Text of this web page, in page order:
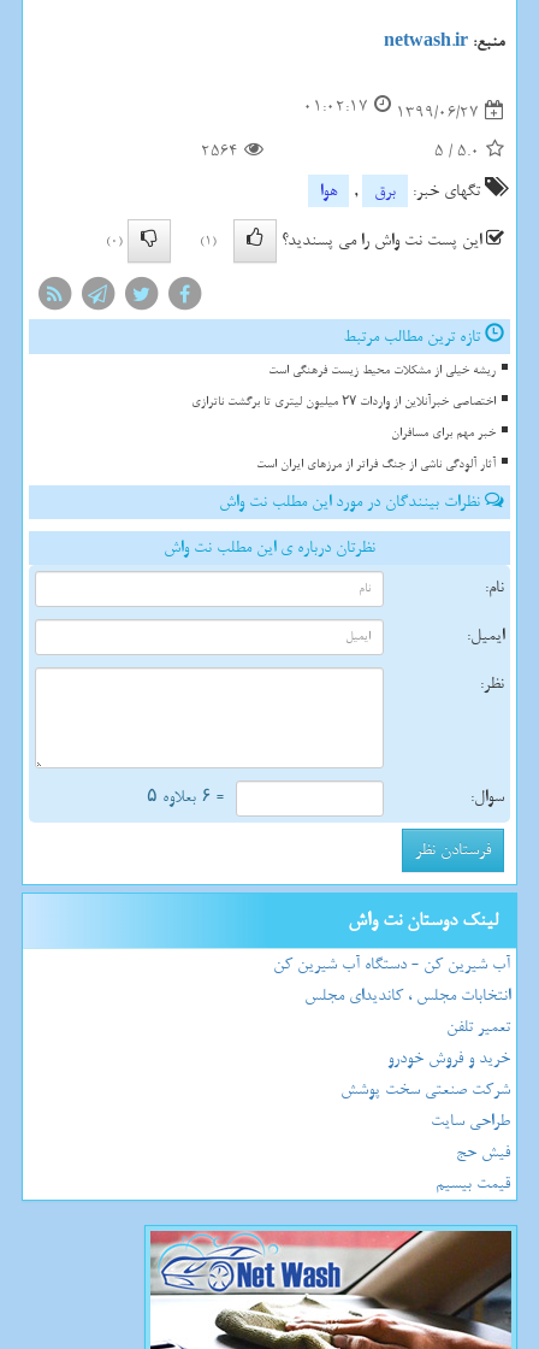
منبع: netwash.ir
1399/06/27
01:02:17
5.0
/
5
2564
تگهای خبر:
برق ,
هوا
این پست نت واش را می پسندید؟
(1)
(0)
تازه ترین مطالب مرتبط
ریشه خیلی از مشکلات محیط زیست فرهنگی است
اختصاصی خبرآنلاین از واردات ۲۷ میلیون لیتری تا برگشت ناترازی
خبر مهم برای مسافران
آثار آلودگی ناشی از جنگ فراتر از مرزهای ایران است
نظرات بینندگان در مورد این مطلب نت واش
نظرتان درباره ی این مطلب نت واش
نام:
ایمیل:
نظر:
سوال: = ۶ بعلاوه ۵
لینک دوستان نت واش
آب شیرین کن - دستگاه آب شیرین کن
انتخابات مجلس ، کاندیدای مجلس
تعمیر تلفن
خرید و فروش خودرو
شرکت صنعتی سخت پوشش
طراحی سایت
فیش حج
قیمت بیسیم